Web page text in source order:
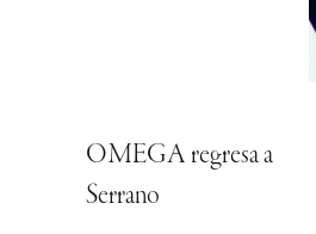
OMEGA regresa a
Serrano